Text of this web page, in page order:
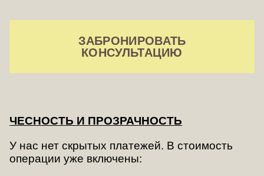
ЗАБРОНИРОВАТЬ
КОНСУЛЬТАЦИЮ
ЧЕСНОСТЬ И ПРОЗРАЧНОСТЬ
У нас нет скрытых платежей. В стоимость
операции уже включены: